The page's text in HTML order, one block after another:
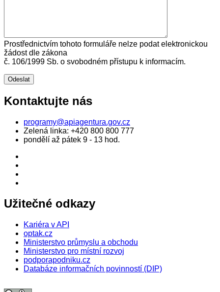
Prostřednictvím tohoto formuláře nelze podat elektronickou
žádost dle zákona
č. 106/1999 Sb. o svobodném přístupu k informacím.
Kontaktujte nás
programy@apiagentura.gov.cz
Zelená linka: +420 800 800 777
pondělí až pátek 9 - 13 hod.
Užitečné odkazy
Kariéra v API
optak.cz
Ministerstvo průmyslu a obchodu
Ministerstvo pro místní rozvoj
podporapodniku.cz
Databáze informačních povinností (DIP)